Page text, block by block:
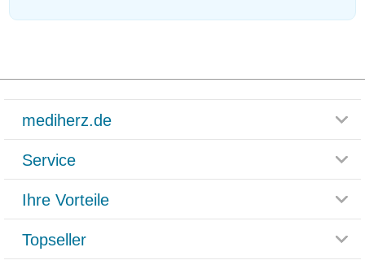
mediherz.de
Glossar
Häufig gestellte Fragen
Datenschutz
Service
Rücksendemöglichkeit
Paketlieferstatus
Ihre Vorteile
Rezeptlieferung
Bonusprogramm
Topseller